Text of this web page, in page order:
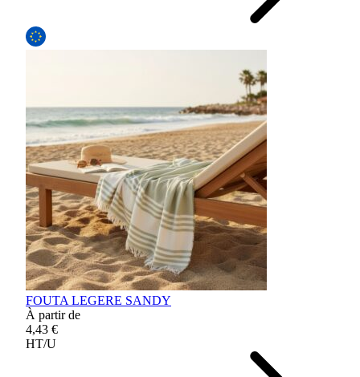
FOUTA LEGERE SANDY
À partir de
4,43 €
HT/U